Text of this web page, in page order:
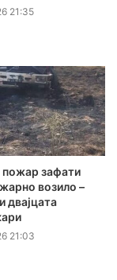
21:35
пожар зафати
возило –
двајцата
21:03